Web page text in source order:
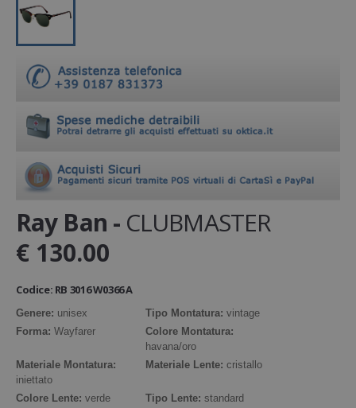
Persol
Ray Ban
Salice
Seeoo
SUPER
Trussardi
Ray Ban - CLUBMASTER
€ 130.00
Codice: RB 3016 W0366 A
Genere: unisex Tipo Montatura: vintage
Forma: Wayfarer
Colore Montatura:
havana/oro
Materiale Montatura:
iniettato
Materiale Lente: cristallo
Colore Lente: verde Tipo Lente: standard